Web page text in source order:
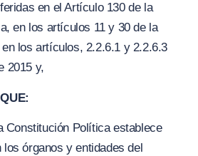
en el Artículo 130 de la
en los artículos 11 y 30 de la
en los artículos, 2.2.6.1 y 2.2.6.3
2015 y,
Constitución Política establece
órganos y entidades del